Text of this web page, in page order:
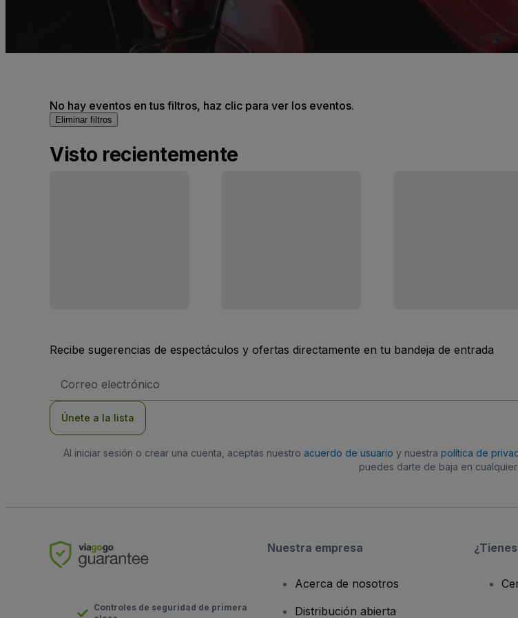
No hay eventos en tus filtros, haz clic para ver los eventos.
Eliminar filtros
Visto recientemente
Recibe sugerencias de espectáculos y ofertas directamente en tu bandeja de entrada
de
Únete a la lista
Al iniciar sesión o crear una cuenta, aceptas nuestro acuerdo de usuario y nuestra política de
puedes darte de baja en cualquier
Controles de seguridad de primera
Nuestra empresa
Acerca de nosotros
Distribución abierta